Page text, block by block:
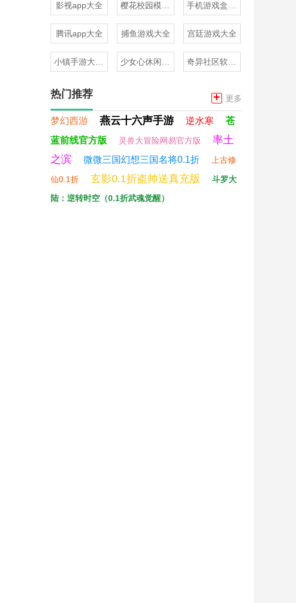
影视app大全
腾讯app大全 捕鱼游戏大全 宫廷游戏大全
热门推荐 + 更多
梦幻西游 燕云十六声手游 逆水寒
苍
蓝前线官方版
灵兽大冒险网易官方版
率土
之滨
微微三国幻想三国名将0.1折 上古修
仙0.1折 玄影0.1折盗帅送真充版
斗罗大
陆：逆转时空（0.1折武魂觉醒）